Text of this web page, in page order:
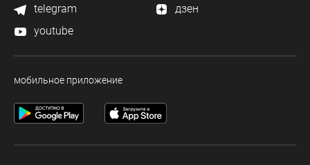
telegram
дзен
youtube
мобильное приложение